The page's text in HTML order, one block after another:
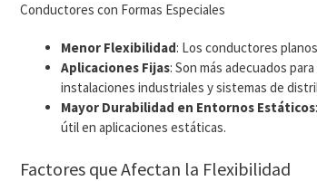
Conductores con Formas Especiales
Menor Flexibilidad: Los conductores
Aplicaciones Fijas: Son más adecuados
instalaciones industriales y sistemas de
Mayor Durabilidad en Entornos Estáticos
útil en aplicaciones estáticas.
Factores que Afectan la Flexibilidad